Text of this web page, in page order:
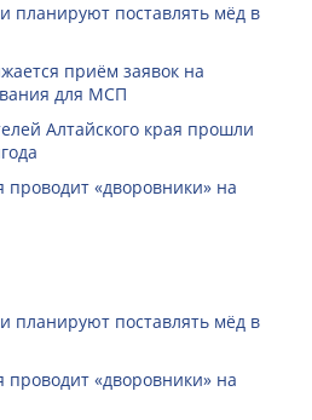
планируют поставлять мёд в
приём заявок на
для МСП
Алтайского края прошли
проводит «дворовники» на
планируют поставлять мёд в
проводит «дворовники» на